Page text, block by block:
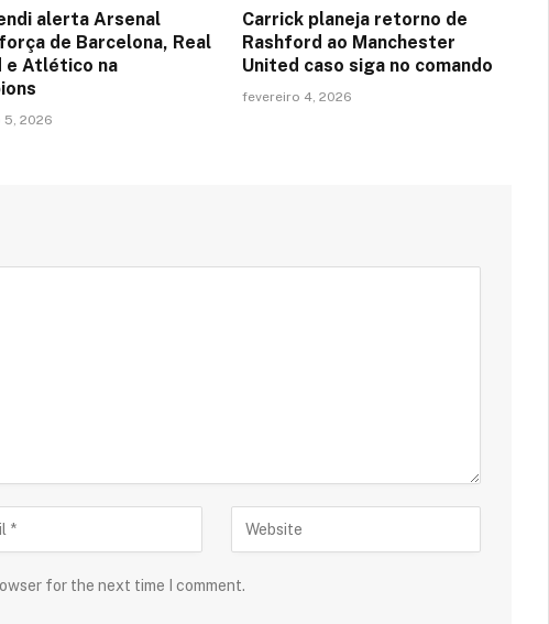
alerta Arsenal
de Barcelona, Real
e Atlético na
5, 2026
Carrick planeja retorno de
Rashford ao Manchester
United caso siga no comando
fevereiro 4, 2026
for the next time I comment.